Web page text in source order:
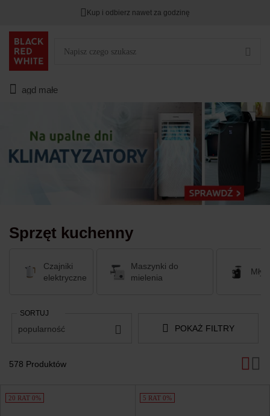
HITY DNIA przy zapisie na Newsletter.
Kup i odbierz nawet za godzinę
agd małe
Sprzęt kuchenny
Czajniki
elektryczne
Maszynki do
mielenia
578 Produktów
POKAŻ FILTRY
SORTUJ
popularność
Produkty
20 RAT 0% 5 RAT 0%